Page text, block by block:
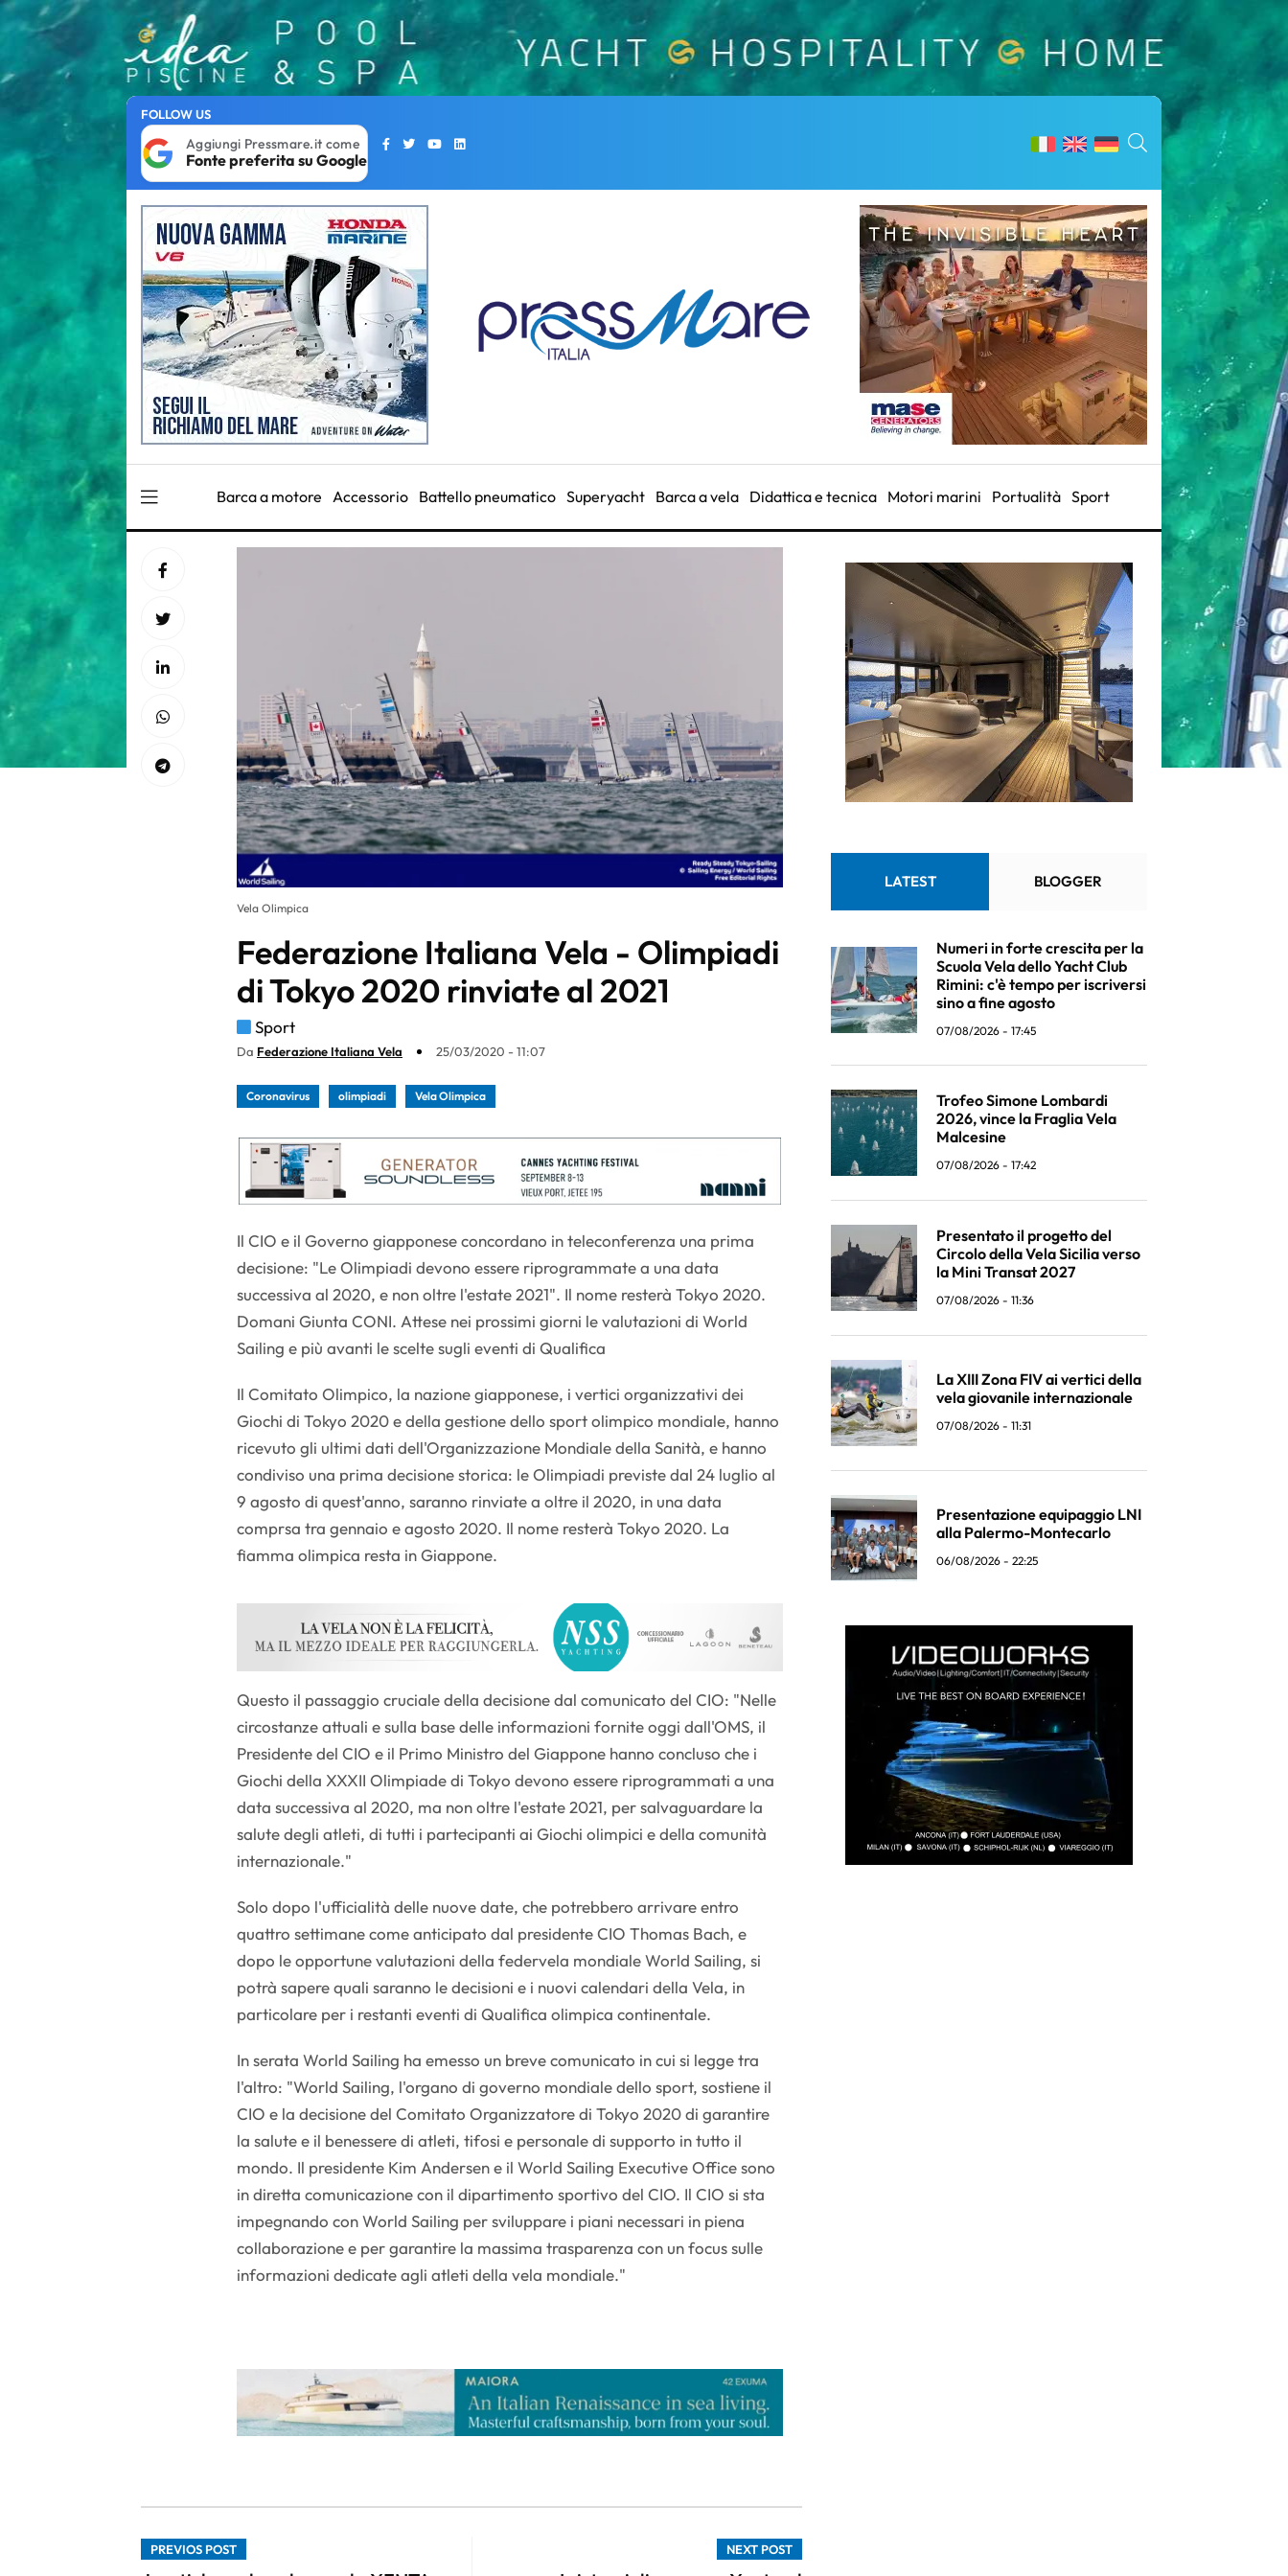
FOLLOW US
Aggiungi Pressmare.it come
Fonte preferita su Google
Barca a motore Accessorio Battello pneumatico Superyacht Barca a vela Didattica e tecnica Motori marini Portualità Sport
Vela Olimpica
Federazione Italiana Vela - Olimpiadi
di Tokyo 2020 rinviate al 2021
Sport
Da Federazione Italiana Vela 25/03/2020 - 11:07
Coronavirus olimpiadi Vela Olimpica
Il CIO e il Governo giapponese concordano in teleconferenza una prima
decisione: "Le Olimpiadi devono essere riprogrammate a una data
successiva al 2020, e non oltre l'estate 2021". Il nome resterà Tokyo 2020.
Domani Giunta CONI. Attese nei prossimi giorni le valutazioni di World
Sailing e più avanti le scelte sugli eventi di Qualifica
Il Comitato Olimpico, la nazione giapponese, i vertici organizzativi dei
Giochi di Tokyo 2020 e della gestione dello sport olimpico mondiale, hanno
ricevuto gli ultimi dati dell'Organizzazione Mondiale della Sanità, e hanno
condiviso una prima decisione storica: le Olimpiadi previste dal 24 luglio al
9 agosto di quest'anno, saranno rinviate a oltre il 2020, in una data
comprsa tra gennaio e agosto 2020. Il nome resterà Tokyo 2020. La
fiamma olimpica resta in Giappone.
Questo il passaggio cruciale della decisione dal comunicato del CIO: "Nelle
circostanze attuali e sulla base delle informazioni fornite oggi dall'OMS, il
Presidente del CIO e il Primo Ministro del Giappone hanno concluso che i
Giochi della XXXII Olimpiade di Tokyo devono essere riprogrammati a una
data successiva al 2020, ma non oltre l'estate 2021, per salvaguardare la
salute degli atleti, di tutti i partecipanti ai Giochi olimpici e della comunità
internazionale."
Solo dopo l'ufficialità delle nuove date, che potrebbero arrivare entro
quattro settimane come anticipato dal presidente CIO Thomas Bach, e
dopo le opportune valutazioni della federvela mondiale World Sailing, si
potrà sapere quali saranno le decisioni e i nuovi calendari della Vela, in
particolare per i restanti eventi di Qualifica olimpica continentale.
In serata World Sailing ha emesso un breve comunicato in cui si legge tra
l'altro: "World Sailing, l'organo di governo mondiale dello sport, sostiene il
CIO e la decisione del Comitato Organizzatore di Tokyo 2020 di garantire
la salute e il benessere di atleti, tifosi e personale di supporto in tutto il
mondo. Il presidente Kim Andersen e il World Sailing Executive Office sono
in diretta comunicazione con il dipartimento sportivo del CIO. Il CIO si sta
impegnando con World Sailing per sviluppare i piani necessari in piena
collaborazione e per garantire la massima trasparenza con un focus sulle
informazioni dedicate agli atleti della vela mondiale."
PREVIOS POST NEXT POST
LATEST BLOGGER
Numeri in forte crescita per la
Scuola Vela dello Yacht Club
Rimini: c'è tempo per iscriversi
sino a fine agosto
07/08/2026 - 17:45
Trofeo Simone Lombardi
2026, vince la Fraglia Vela
Malcesine
07/08/2026 - 17:42
Presentato il progetto del
Circolo della Vela Sicilia verso
la Mini Transat 2027
07/08/2026 - 11:36
La XIII Zona FIV ai vertici della
vela giovanile internazionale
07/08/2026 - 11:31
Presentazione equipaggio LNI
alla Palermo-Montecarlo
06/08/2026 - 22:25